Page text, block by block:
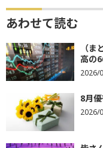
あわせて読む
（
高の
2026/
8月
2026/